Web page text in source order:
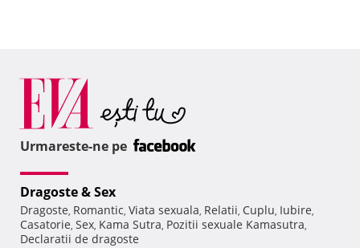
Urmareste-ne pe
Dragoste & Sex
Dragoste, Romantic, Viata sexuala, Relatii, Cuplu, Iubire,
Casatorie, Sex, Kama Sutra, Pozitii sexuale Kamasutra,
Declaratii de dragoste